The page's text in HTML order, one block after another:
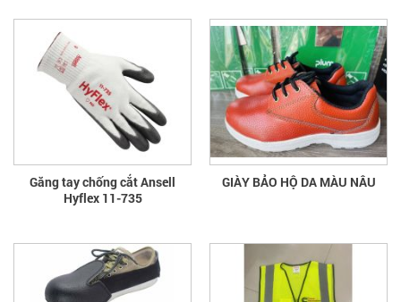
Găng tay chống cắt Ansell
Hyflex 11-735
GIÀY BẢO HỘ DA MÀU NÂU